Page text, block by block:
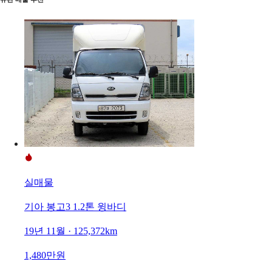
실매물
기아 봉고3 1.2톤 윙바디
19년 11월 · 125,372km
1,480만원